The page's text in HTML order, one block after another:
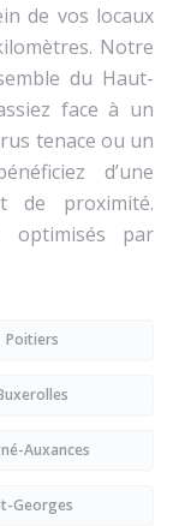
de vos locaux
Notre
du Haut-
face à un
tenace ou un
d’une
de proximité.
optimisés par
Poitiers
Auxances
Georges